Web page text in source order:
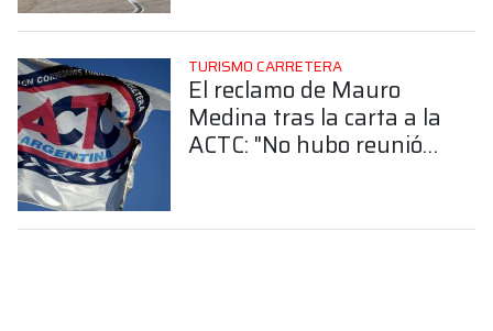
Medina sobre la carta a
la ACTC
TURISMO CARRETERA
El reclamo de Mauro
Medina tras la carta a la
ACTC: "No hubo reunión